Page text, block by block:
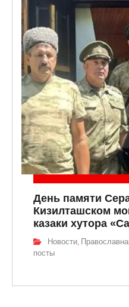
День памяти
Кизилташском
казаки хутора
Новости
посты